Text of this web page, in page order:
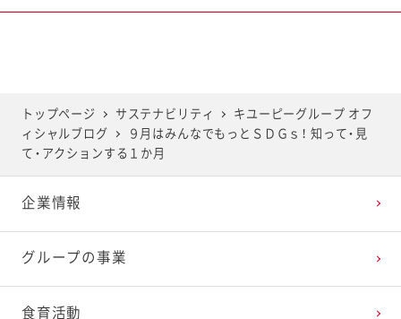
2025年4月
2025年3月
2025年2月
2024年5月
2024年4月
2024年3月
2023年6月
2023年5月
2023年4月
2022年7月
2022年6月
2022年5月
2021年8月
2021年7月
2021年6月
2020年9月
2020年8月
2020年7月
2019年10月
2019年9月
2019年8月
トップページ サステナビリティ
キユーピーグループ オフ
ィシャルブログ
９月はみんなでもっとＳＤＧｓ！ 知って・見
て・アクションする１か月
企業情報
グループの事業
食育活動